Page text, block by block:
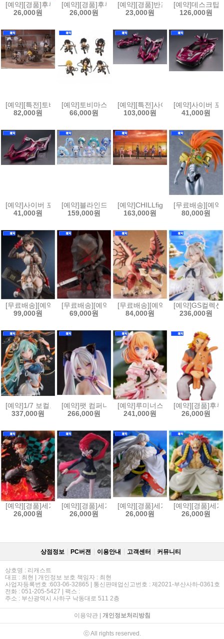
[예약][경품]후류 무츄토 춘하추동 대행자 봄의 춤 카요 히나기쿠 피규
26,000원
[예약][경품]후류 무츄토 춘하추동 대행자 봄의 춤
26,000원
[예약][경품]반프레스토 기동전사
23,000원
[예약]데스크탑
126,000원
[예약][특전]토비마스 진격의 거인(6개박스판매)[4535123851261]
82,000원
[예약]토비마스 진격의 거인(6개박스판매
66,000원
[예약][특전]사이버 포뮬러 컬렉
103,000원
[예약]사이버
41,000원
[예약]사이버 포뮬러 컬렉션 헤리티지 에디션 사이버 포뮬러 - 프로토
41,000원
[예약]블라인드 박스 시리즈 하츠네미쿠 - 유키 미
159,000원
[예약]CHILLfigg 모노가타리 시
163,000원
[무료배송][예
80,000원
[무료배송][예약]PLAMATEA MX짱[4545784015711]
99,000원
[무료배송][예약]넨도로이드 베르세르크 - 가츠 광
69,000원
[무료배송][예약]넨도로이드 몬스
84,000원
[예약]GS컬렉
236,000원
[예약]1/7 보컬로이드 - 하츠네 미쿠 십면매복 Ver.[4570232591998]
337,000원
[예약]팻 컴퍼니 1/6 벽람항로 - 키어사지 봄철 모니
266,000원
[예약]루미너스 박스 1/7 주문은
241,000원
[예약][경품]후
26,000원
[예약][경품]세가 FIGURIZMα 귀멸의칼날 카마도 탄지로 피규어 투명
26,000원
[예약][경품]세가 Luminasta 단다단 아이라 변신 피
26,000원
[예약][경품]세가 이누야샤
26,000원
[예약][경품]세
26,000원
상점정보 PC버젼 이용안내 고객센터 커뮤니티
상호명 : 리캐스트
대표 : 최현 | 개인정보 보호 책임자 : 최현
사업자등록번호 :603-06-32865 | 통신판매업신고번호 : 제2021-부산사하-0361호
전화 : 051-205-5427 | 팩스 :
주소 : 부산광역시 사하구 낙동대로 511 2층
이용약관| 개인정보처리방침
ⓒ All rights reserved.